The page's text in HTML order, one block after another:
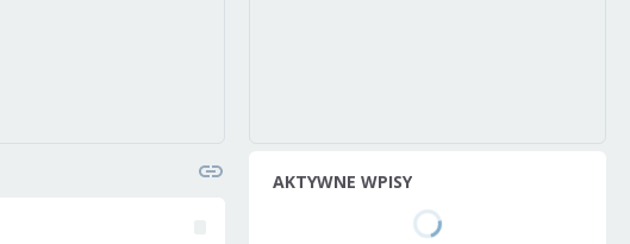
AKTYWNE WPISY